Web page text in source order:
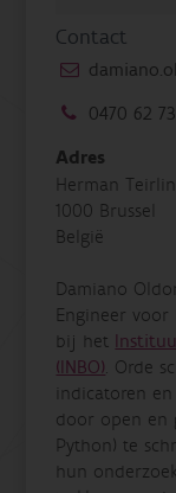
Contact
0470 62 73
Adres
Herman
1000 Brussel
België
Damiano
Engineer voor
bij het
(INBO). Orde
indicatoren
door open en
Python) te
hun